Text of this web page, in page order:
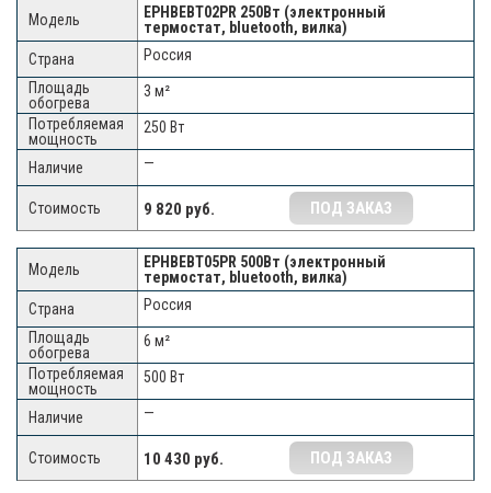
EPHBEBT02PR 250Вт (электронный
термостат, bluetooth, вилка)
Россия
3 м²
250 Вт
—
9 820 руб. ПОД ЗАКАЗ
EPHBEBT05PR 500Вт (электронный
термостат, bluetooth, вилка)
Россия
6 м²
500 Вт
—
10 430 руб. ПОД ЗАКАЗ